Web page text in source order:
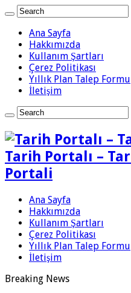
Ana Sayfa
Hakkımızda
Kullanım Şartları
Çerez Politikası
Yıllık Plan Talep Formu
İletişim
Tarih Portalı –
Portali
Ana Sayfa
Hakkımızda
Kullanım Şartları
Çerez Politikası
Yıllık Plan Talep Formu
İletişim
Breaking News